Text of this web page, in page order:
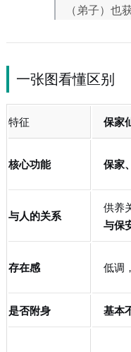
（弟子）也
一张图看懂区别
特征 保家
核心功能 保家
与人的关系
供养
与保
存在感 低调
是否附身 基本